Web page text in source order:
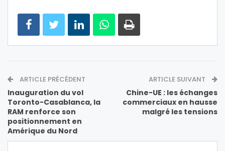
ARTICLE PRÉCÉDENT
Inauguration du vol
Toronto-Casablanca, la
RAM renforce son
positionnement en
Amérique du Nord
ARTICLE SUIVANT
Chine-UE : les échanges
commerciaux en hausse
malgré les tensions